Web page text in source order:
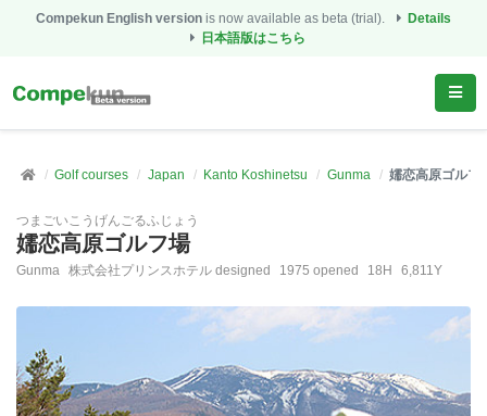
Compekun English version is now available as beta (trial).
Details
日本語版はこちら
Golf courses Japan Kanto Koshinetsu Gunma 嬬恋高原ゴルフ
つまごいこうげんごるふじょう
嬬恋高原ゴルフ場
Gunma 株式会社プリンスホテル designed 1975 opened 18H 6,811Y